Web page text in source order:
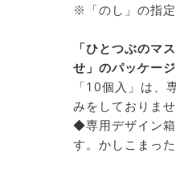
※「のし」の指
「ひとつぶのマ
せ」のパッケー
「10個入」は、
みをしておりませ
◆専用デザイン
す。かしこまっ